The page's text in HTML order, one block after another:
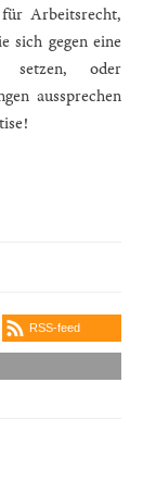
Arbeitsrecht,
sich gegen eine
setzen, oder
aussprechen
RSS-feed